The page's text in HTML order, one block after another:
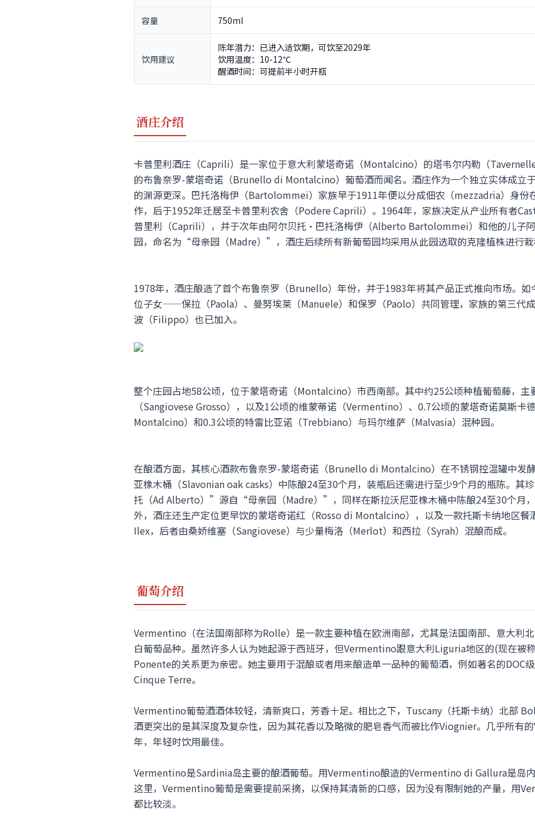
容量 750ml
饮用建议
陈年潜力：已进入适饮期，可饮至2029年
饮用温度：10-12℃
醒酒时间：可提前半小时开瓶
酒庄介绍
卡普里利酒庄（Caprili）是一家位于意大利蒙塔奇诺（Montalcino）的塔韦尔内勒（
的布鲁奈罗-蒙塔奇诺（Brunello di Montalcino）葡萄酒而闻名。酒庄作为一个独立实体成立
的渊源更深。巴托洛梅伊（Bartolommei）家族早于1911年便以分成佃农（mezzadria）身份
作，后于1952年迁居至卡普里利农舍（Podere Caprili）。1964年，家族决定从产业所有者
普里利（Caprili），并于次年由阿尔贝托·巴托洛梅伊（Alberto Bartolommei）和他的儿子
园，命名为“母亲园（Madre）”，酒庄后续所有新葡萄园均采用从此园选取的克隆植株进行栽
1978年，酒庄酿造了首个布鲁奈罗（Brunello）年份，并于1983年将其产品正式推向市场。
位子女——保拉（Paola）、曼努埃莱（Manuele）和保罗（Paolo）共同管理，家族的第三代
波（Filippo）也已加入。
整个庄园占地58公顷，位于蒙塔奇诺（Montalcino）市西南部。其中约25公顷种植葡萄藤，主
（Sangiovese Grosso），以及1公顷的维蒙蒂诺（Vermentino）、0.7公顷的蒙塔奇诺莫斯卡
Montalcino）和0.3公顷的特雷比亚诺（Trebbiano）与玛尔维萨（Malvasia）混种园。
在酿酒方面，其核心酒款布鲁奈罗-蒙塔奇诺（Brunello di Montalcino）在不锈钢控温罐中发
亚橡木桶（Slavonian oak casks）中陈酿24至30个月，装瓶后还需进行至少9个月的瓶陈。其
托（Ad Alberto）”源自“母亲园（Madre）”，同样在斯拉沃尼亚橡木桶中陈酿24至30个月
外，酒庄还生产定位更早饮的蒙塔奇诺红（Rosso di Montalcino），以及一款托斯卡纳地区餐
Ilex，后者由桑娇维塞（Sangiovese）与少量梅洛（Merlot）和西拉（Syrah）混酿而成。
葡萄介绍
Vermentino（在法国南部称为Rolle）是一款主要种植在欧洲南部，尤其是法国南部、意大利
白葡萄品种。虽然许多人认为她起源于西班牙，但Vermentino跟意大利Liguria地区的(现在被
Ponente的关系更为亲密。她主要用于混酿或者用来酿造单一品种的葡萄酒，例如著名的DOC
Cinque Terre。
Vermentino葡萄酒酒体较轻，清新爽口，芳香十足。相比之下，Tuscany（托斯卡纳）北部
酒更突出的是其深度及复杂性，因为其花香以及略微的肥皂香气而被比作Viognier。几乎所有
年，年轻时饮用最佳。
Vermentino是Sardinia岛主要的酿酒葡萄。用Vermentino酿造的Vermentino di Gallura是岛内
这里，Vermentino葡萄是需要提前采摘，以保持其清新的口感，因为没有限制她的产量，用
都比较淡。